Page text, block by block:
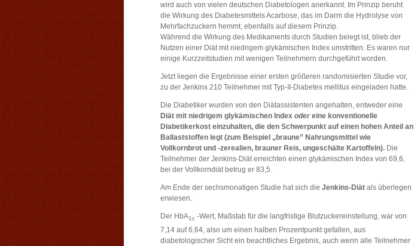
wird auch von vielen deutschen Diabetologen anerkannt. Im Prinzip beruht
die Wirkung des Diabetesmittels Acarbose, das im Darm die Hydrolyse von
Mehrfachzuckern hemmt, ebenfalls auf diesem Prinzip.
Während die Wirkung des Medikaments durch Studien belegt ist, blieb der
Nutzen einer Diät mit niedrigem glykämischen Index umstritten. Es waren nur
einige Kurzzeitstudien mit wenigen Teilnehmern durchgeführt worden.
Jetzt liegen die Ergebnisse einer ersten größeren randomisierten Studie vor,
zu der Jenkins 210 Teilnehmer mit Typ-II-Diabetes mellitus eingeladen hatte.
Die Diabetiker wurden von den Diätassistenten angehalten, entweder eine
Diät mit niedrigem glykämischen Index oder eine konventionelle
Diabetikerkost einzuhalten, die den Schwerpunkt auf einen hohen Anteil an
Ballaststoffen legt (zum Beispiel „braune” Nahrungsmittel wie
Vollkornbrot und -zerealien, brauner Reis, ungeschälte Kartoffeln). Die
Teilnehmer der Jenkins-Diät erreichten einen glykämischen Index von 69,6,
bei der Vollkorndiät betrug er 83,5.
Am Ende der sechsmonatigen Studie hat sich die Jenkins-Diät als überlegen
erwiesen.
Der HbA1c -Wert, Maßstab für die langfristige Blutzuckereinstellung, war von
7,14 auf 6,64, also um einen halben Prozentpunkt gefallen, aus
diabetologischer Sicht ein beachtliches Ergebnis, auch wenn alle Teilnehmer